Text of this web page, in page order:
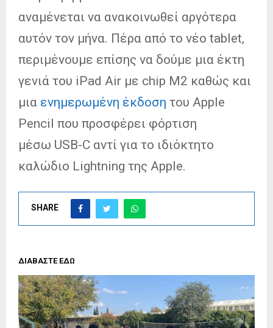
αναμένεται να ανακοινωθεί αργότερα
αυτόν τον μήνα. Πέρα από το νέο tablet,
περιμένουμε επίσης να δούμε μια έκτη
γενιά του iPad Air με chip M2 καθώς και
μια ενημερωμένη έκδοση του Apple
Pencil που προσφέρει φόρτιση
μέσω USB-C αντί για το ιδιόκτητο
καλώδιο Lightning της Apple.
SHARE
ΔΙΑΒΑΣΤΕ ΕΔΩ